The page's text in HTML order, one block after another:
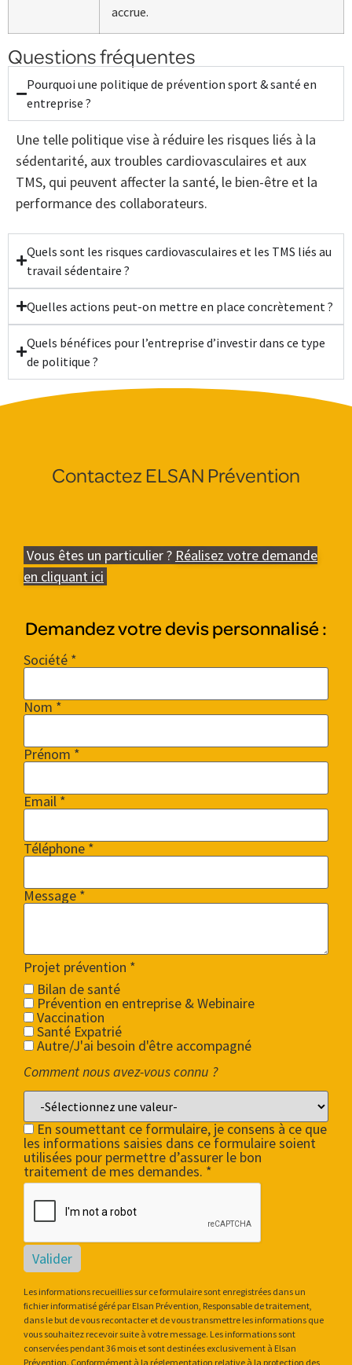
accrue.
Questions fréquentes
Pourquoi une politique de prévention sport & santé en
entreprise ?
Une telle politique vise à réduire les risques liés à la
sédentarité, aux troubles cardiovasculaires et aux
TMS, qui peuvent affecter la santé, le bien-être et la
performance des collaborateurs.
Quels sont les risques cardiovasculaires et les TMS liés au
travail sédentaire ?
Quelles actions peut-on mettre en place concrètement ?
Quels bénéfices pour l’entreprise d’investir dans ce type
de politique ?
Contactez ELSAN Prévention
Vous êtes un particulier ? Réalisez votre demande
en cliquant ici
Demandez votre devis personnalisé :
Société *
Nom *
Prénom *
Email *
Téléphone *
Message *
Projet prévention *
Bilan de santé
Prévention en entreprise & Webinaire
Vaccination
Santé Expatrié
Autre/J'ai besoin d'être accompagné
Comment nous avez-vous connu ?
En soumettant ce formulaire, je consens à ce que
les informations saisies dans ce formulaire soient
utilisées pour permettre d’assurer le bon
traitement de mes demandes. *
Valider
Les informations recueillies sur ce formulaire sont enregistrées dans un
fichier informatisé géré par Elsan Prévention, Responsable de traitement,
dans le but de vous recontacter et de vous transmettre les informations que
vous souhaitez recevoir suite à votre message. Les informations sont
conservées pendant 36 mois et sont destinées exclusivement à Elsan
Prévention. Conformément à la réglementation relative à la protection des